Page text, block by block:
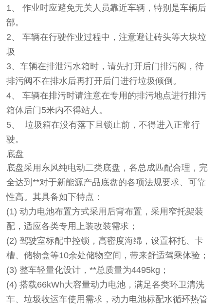
1、 作业时应避免无关人员靠近车辆，特别是车辆后
部。
2、 车辆在行驶作业过程中，注意避让砖头等大块垃
圾
3、车辆在排泄污水箱时，请先打开后门排污阀，待
排污阀不在排水后再打开后门进行垃圾倾倒。
4、 车辆在排污时请注意在专用的排污地点进行排污
箱体后门5米内不得站人。
5、
垃圾箱在没有落下且锁止前，不得进入正常行
驶。
底盘
底盘采用东风纯电动二类底盘，各总成匹配合理，完
全达到**对于新能源产品底盘的各项法规要求、可靠
性高。其具备如下特点：
(1)动力电池布置方式采用后背布置，采用窄托架装
配，适应各类专用上装改装需求；
(2)驾驶室标配中控锁，高密度海绵，设置杯托、卡
槽、储物盒等10余处储物空间，带来舒适驾乘体验；
(3)整车轻量化设计，**总质量为4495kg；
(4)搭载66kWh大容量动力电池，满足各类环卫清洗
车、垃圾收运车使用需求，动力电池标配水循环热管